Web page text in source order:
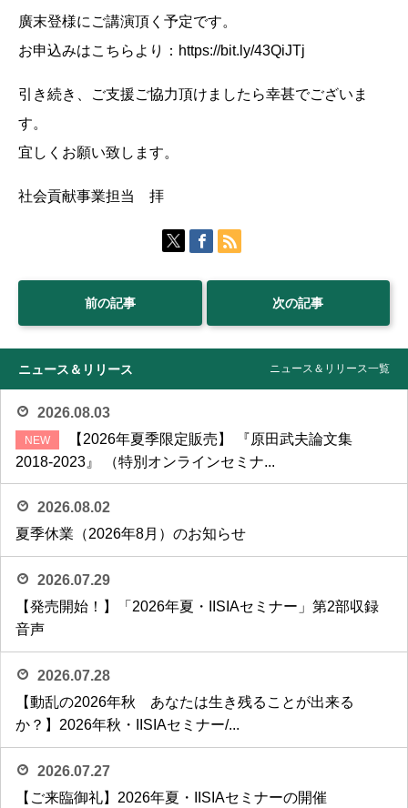
廣末登様にご講演頂く予定です。
お申込みはこちらより：https://bit.ly/43QiJTj
引き続き、ご支援ご協力頂けましたら幸甚でございま
す。
宜しくお願い致します。
社会貢献事業担当 拝
前の記事 次の記事
ニュース＆リリース ニュース＆リリース一覧
2026.08.03
【2026年夏季限定販売】 『原田武夫論文集
2018-2023』 （特別オンラインセミナ...
2026.08.02
夏季休業（2026年8月）のお知らせ
2026.07.29
【発売開始！】「2026年夏・IISIAセミナー」第2部収録
音声
2026.07.28
【動乱の2026年秋 あなたは生き残ることが出来る
か？】2026年秋・IISIAセミナー/...
2026.07.27
【ご来臨御礼】2026年夏・IISIAセミナーの開催